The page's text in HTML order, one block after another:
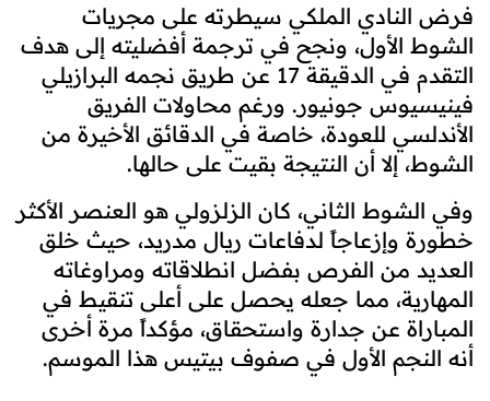
فرض النادي الملكي سيطرته على مجريات
الشوط الأول، ونجح في ترجمة أفضليته إلى هدف
التقدم في الدقيقة 17 عن طريق نجمه البرازيلي
فينيسيوس جونيور. ورغم محاولات الفريق
الأندلسي للعودة، خاصة في الدقائق الأخيرة من
الشوط، إلا أن النتيجة بقيت على حالها.
وفي الشوط الثاني، كان الزلزولي هو العنصر الأكثر
خطورة وإزعاجاً لدفاعات ريال مدريد، حيث خلق
العديد من الفرص بفضل انطلاقاته ومراوغاته
المهارية، مما جعله يحصل على أعلى تنقيط في
المباراة عن جدارة واستحقاق، مؤكداً مرة أخرى
أنه النجم الأول في صفوف بيتيس هذا الموسم.